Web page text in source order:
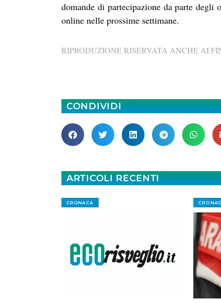
domande di partecipazione da parte degli
online nelle prossime settimane.
RIPRODUZIONE RISERVATA ANCHE AI
CONDIVIDI
ARTICOLI RECENTI
CRONACA